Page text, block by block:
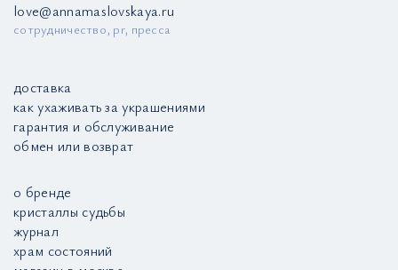
love@annamaslovskaya.ru
сотрудничество, pr, пресса
доставка
как ухаживать за украшениями
гарантия и обслуживание
обмен или возврат
о бренде
кристаллы судьбы
журнал
храм состояний